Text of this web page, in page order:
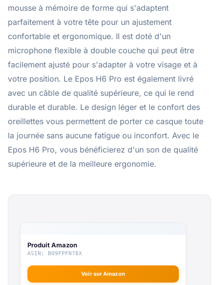
mousse à mémoire de forme qui s'adaptent
parfaitement à votre tête pour un ajustement
confortable et ergonomique. Il est doté d'un
microphone flexible à double couche qui peut être
facilement ajusté pour s'adapter à votre visage et à
votre position. Le Epos H6 Pro est également livré
avec un câble de qualité supérieure, ce qui le rend
durable et durable. Le design léger et le confort des
oreillettes vous permettent de porter ce casque toute
la journée sans aucune fatigue ou inconfort. Avec le
Epos H6 Pro, vous bénéficierez d'un son de qualité
supérieure et de la meilleure ergonomie.
Produit Amazon
ASIN: B09FPFN78X
Voir sur Amazon